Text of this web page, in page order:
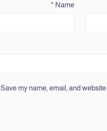
Name
*
Save my name, email, and